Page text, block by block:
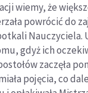
wiemy, że
powrócić do
Nauczyciela.
gdyż ich
zaczęła
pojęcia, co